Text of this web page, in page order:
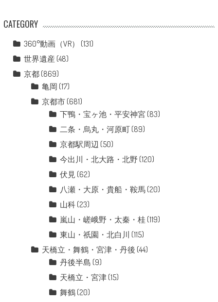
CATEGORY
360°動画（VR）
(131)
世界遺産 (48)
京都(869)
亀岡 (17)
京都市(681)
下鴨・宝ヶ池・平安神宮 (83)
二条・烏丸・河原町(89)
京都駅周辺 (50)
今出川・北大路・北野 (120)
伏見 (62)
八瀬・大原・貴船・鞍馬(20)
山科(23)
嵐山・嵯峨野・太秦・桂 (119)
東山・祇園・北白川 (115)
天橋立・舞鶴・宮津・丹後 (44)
丹後半島 (9)
天橋立・宮津(15)
舞鶴(20)